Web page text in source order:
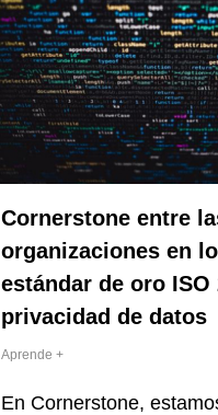
Cornerstone entre
organizaciones en
estándar de oro ISO
privacidad de datos
Aprende +
En Cornerstone,